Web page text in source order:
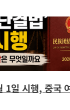
아이들의 연필과
1일 시행, 중국